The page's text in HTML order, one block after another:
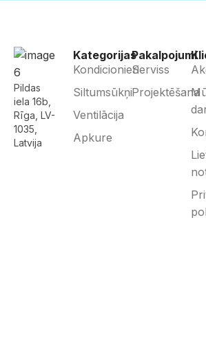
Pildas
iela 16b,
Rīga, LV-
1035,
Latvija
Kategorijas
Kondicionieri
Siltumsūkņi
Ventilācija
Apkure
Pakalpojumi
Serviss
Projektēšana